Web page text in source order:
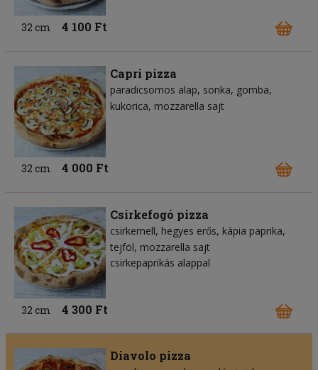
32 cm 4 100 Ft
Capri pizza
paradicsomos alap sonka gomba
kukorica mozzarella sajt
32 cm 4 000 Ft
Csirkefogó pizza
csirkemell hegyes erős kápia paprika
tejföl mozzarella sajt
csirkepaprikás alappal
32 cm 4 300 Ft
Diavolo pizza